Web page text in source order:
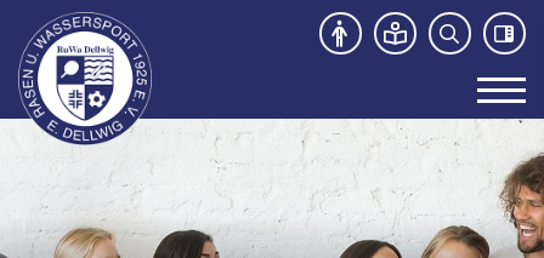
Unser Verein
News